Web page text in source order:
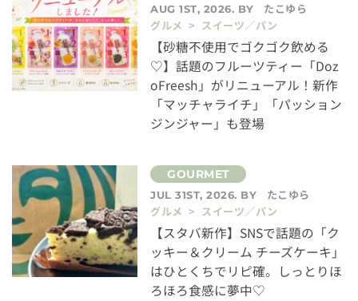
AUG 1ST, 2026. BY
たこゆら
グルメ > スイーツ／パン
【砂糖不使用でゴクゴク飲める
♡】話題のフルーツティー「Doz
oFreesh」がリニューアル！新作
「マッチャライチ」「パッション
ジンジャー」も登場
JUL 31ST, 2026. BY
たこゆら
グルメ > スイーツ／パン
【スタバ新作】SNSで話題の「ク
ッキー＆クリーム チーズケーキ」
はひとくちでリピ確。しっとりほ
ろほろ食感に夢中♡